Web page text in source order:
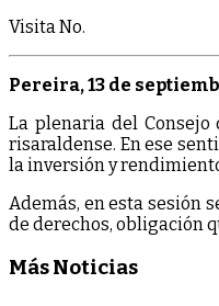
Visita No.
Pereira, 13 de
La plenaria del
risaraldense. En ese
la inversión y
Además, en esta sesión
de derechos, obligación
Más Noticias